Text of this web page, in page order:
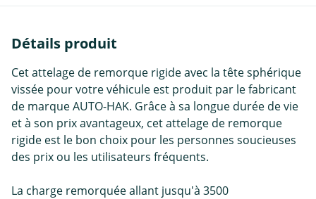
Détails produit
Cet attelage de remorque rigide avec la tête sphérique
vissée pour votre véhicule est produit par le fabricant
de marque AUTO-HAK. Grâce à sa longue durée de vie
et à son prix avantageux, cet attelage de remorque
rigide est le bon choix pour les personnes soucieuses
des prix ou les utilisateurs fréquents.
La charge remorquée allant jusqu'à 3500